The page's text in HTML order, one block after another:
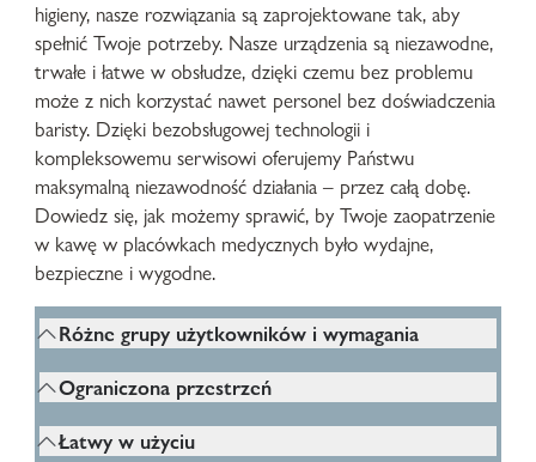
higieny, nasze rozwiązania są zaprojektowane tak, aby
spełnić Twoje potrzeby. Nasze urządzenia są niezawodne,
trwałe i łatwe w obsłudze, dzięki czemu bez problemu
może z nich korzystać nawet personel bez doświadczenia
baristy. Dzięki bezobsługowej technologii i
kompleksowemu serwisowi oferujemy Państwu
maksymalną niezawodność działania – przez całą dobę.
Dowiedz się, jak możemy sprawić, by Twoje zaopatrzenie
w kawę w placówkach medycznych było wydajne,
bezpieczne i wygodne.
Różne grupy użytkowników i wymagania
W sektorze opieki zdrowotnej istnieją różne
grupy użytkowników o różnych wymaganiach.
Ekspres do kawy powinien być zatem łatwy do
Ograniczona przestrzeń
Miejsca jest zwykle mało. Ekspres do kawy
Łatwy w użyciu